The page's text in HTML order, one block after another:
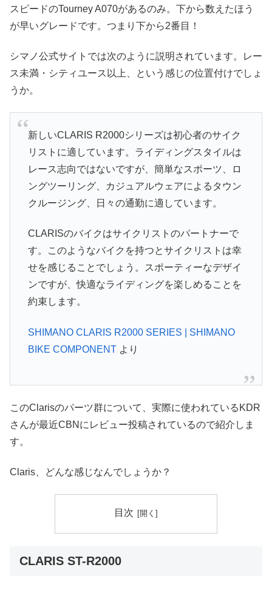
スピードのTourney A070があるのみ。下から数えたほう
が早いグレードです。つまり下から2番目！
シマノ公式サイトでは次のように説明されています。レー
ス未満・シティユース以上、という感じの位置付けでしょ
うか。
新しいCLARIS R2000シリーズは初心者のサイク
リストに適しています。ライディングスタイルは
レース志向ではないですが、簡単なスポーツ、ロ
ングツーリング、カジュアルウェアによるタウン
クルージング、日々の通勤に適しています。
CLARISのバイクはサイクリストのパートナーで
す。このようなバイクを持つとサイクリストは幸
せを感じることでしょう。スポーティーなデザイ
ンですが、快適なライディングを楽しめることを
約束します。
SHIMANO CLARIS R2000 SERIES | SHIMANO
BIKE COMPONENTより
このClarisのパーツ群について、実際に使われているKDR
さんが最近CBNにレビュー投稿されているので紹介しま
す。
Claris、どんな感じなんでしょうか？
目次
CLARIS ST-R2000